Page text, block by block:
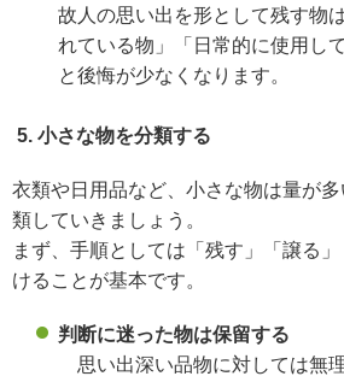
故人の思い出を形として残す物
れている物」「日常的に使用し
と後悔が少なくなります。
5. 小さな物を分類する
衣類や日用品など、小さな物は量が
類していきましょう。
まず、手順としては「残す」「譲る
けることが基本です。
判断に迷った物は保留する
思い出深い品物に対しては無